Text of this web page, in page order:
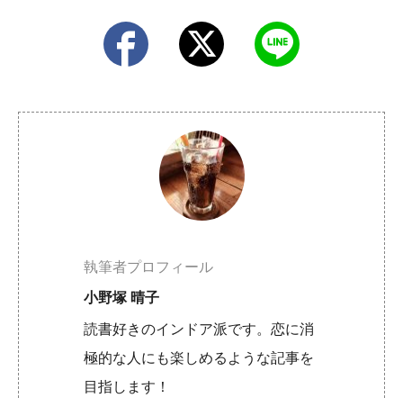
執筆者プロフィール
小野塚 晴子
読書好きのインドア派です。恋に消
極的な人にも楽しめるような記事を
目指します！